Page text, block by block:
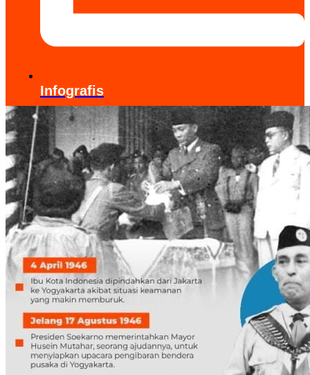
Infografis